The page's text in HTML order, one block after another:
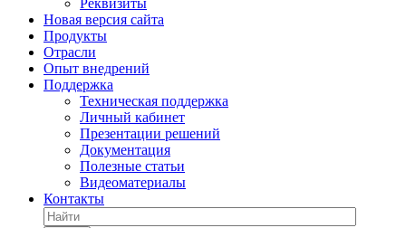
Реквизиты
Новая версия сайта
Продукты
Отрасли
Опыт внедрений
Поддержка
Техническая поддержка
Личный кабинет
Презентации решений
Документация
Полезные статьи
Видеоматериалы
Контакты